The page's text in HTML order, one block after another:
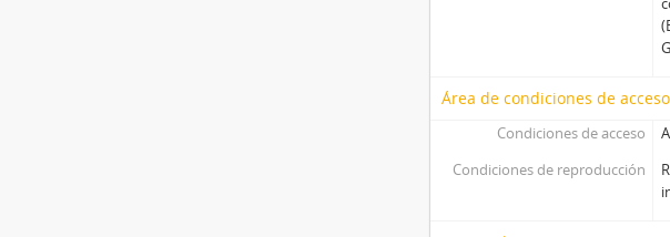
Área de condiciones de
Condiciones de acceso
Condiciones de reproducción